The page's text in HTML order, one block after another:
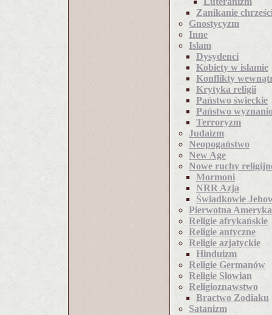
Zanikanie
Gnostycyzm
Inne
Islam
Dysydenci
Kobiety w islamie
Konflikty
Krytyka religii
Państwo świeckie
Państwo
Terroryzm
Judaizm
Neopogaństwo
New Age
Nowe ruchy
Mormoni
NRR Azja
Świadkowie
Pierwotna Ameryka
Religie afrykańskie
Religie antyczne
Religie azjatyckie
Hinduizm
Religie Germanów
Religie Słowian
Religioznawstwo
Bractwo Zodiaku
Satanizm